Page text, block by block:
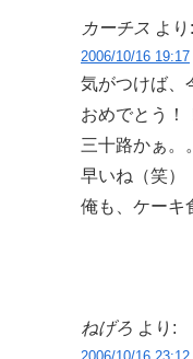
カーチス より:
2006/10/16 19:17
気がつけば、
おめでとう！
三十路かぁ。
早いね（笑）
俺も、ケーキ
ねげろ より: